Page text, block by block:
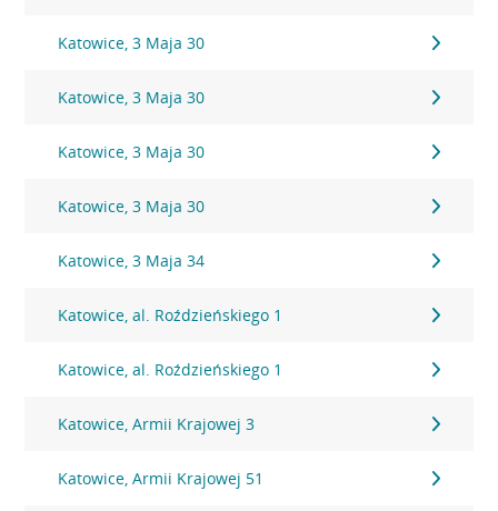
Katowice, 3 Maja 30
Katowice, 3 Maja 30
Katowice, 3 Maja 30
Katowice, 3 Maja 30
Katowice, 3 Maja 34
Katowice, al. Roździeńskiego 1
Katowice, al. Roździeńskiego 1
Katowice, Armii Krajowej 3
Katowice, Armii Krajowej 51